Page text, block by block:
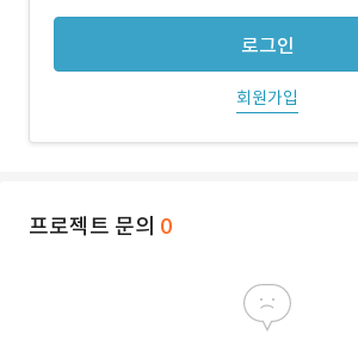
로그인
회원가입
프로젝트 문의 0